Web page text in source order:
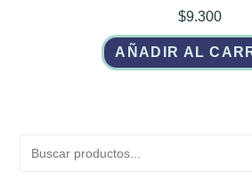
$9.300
AÑADIR AL